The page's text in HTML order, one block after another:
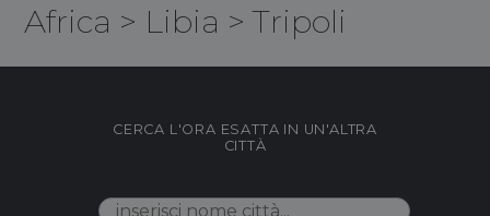
Africa > Libia >Tripoli
CERCA L'ORA ESATTA IN UN'ALTRA
CITTÀ